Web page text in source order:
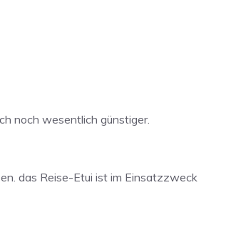
noch wesentlich günstiger.
das Reise-Etui ist im Einsatzzweck